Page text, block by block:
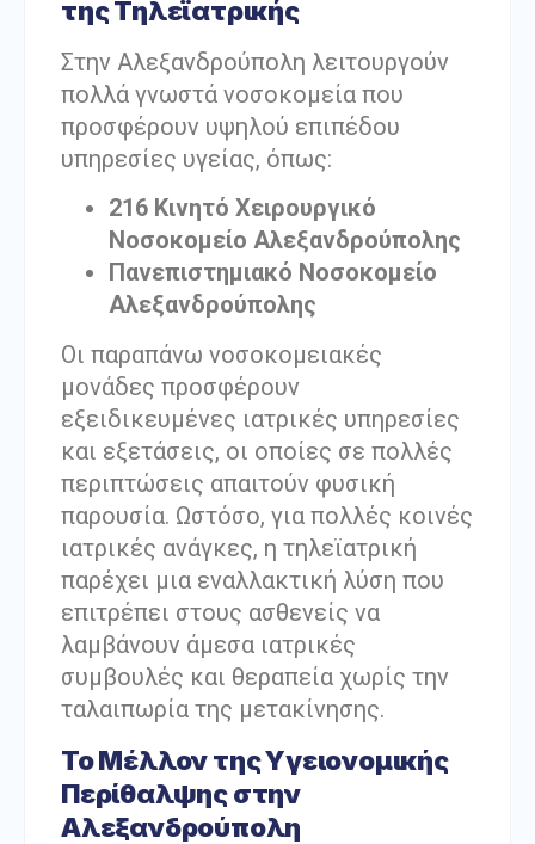
της Τηλεϊατρικής
Στην Αλεξανδρούπολη λειτουργούν
πολλά γνωστά νοσοκομεία που
προσφέρουν υψηλού επιπέδου
υπηρεσίες υγείας, όπως:
216 Κινητό Χειρουργικό
Νοσοκομείο Αλεξανδρούπολης
Πανεπιστημιακό Νοσοκομείο
Αλεξανδρούπολης
Οι παραπάνω νοσοκομειακές
μονάδες προσφέρουν
εξειδικευμένες ιατρικές υπηρεσίες
και εξετάσεις, οι οποίες σε πολλές
περιπτώσεις απαιτούν φυσική
παρουσία. Ωστόσο, για πολλές κοινές
ιατρικές ανάγκες, η τηλεϊατρική
παρέχει μια εναλλακτική λύση που
επιτρέπει στους ασθενείς να
λαμβάνουν άμεσα ιατρικές
συμβουλές και θεραπεία χωρίς την
ταλαιπωρία της μετακίνησης.
Το Μέλλον της Υγειονομικής
Περίθαλψης στην
Αλεξανδρούπολη